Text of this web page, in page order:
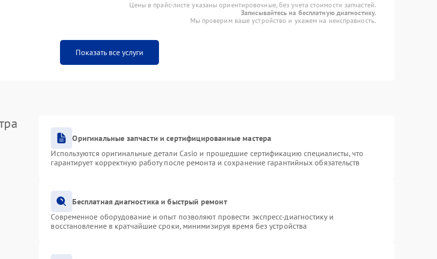
Цены в прайс-листе указаны ориентировочные, без учета стоимости запчастей.
Записывайтесь на бесплатную диагностику.
Мы проверим ваше устройство и укажем на неисправность.
Показать все услуги
Оригинальные запчасти и сертифицированные мастера
Используются оригинальные детали Casio и прошедшие сертификацию специалисты, что
гарантирует корректную работу после ремонта и сохранение гарантийных обязательств
Бесплатная диагностика и быстрый ремонт
Современное оборудование и опыт позволяют провести экспресс-диагностику и
восстановление в кратчайшие сроки, минимизируя время без устройства